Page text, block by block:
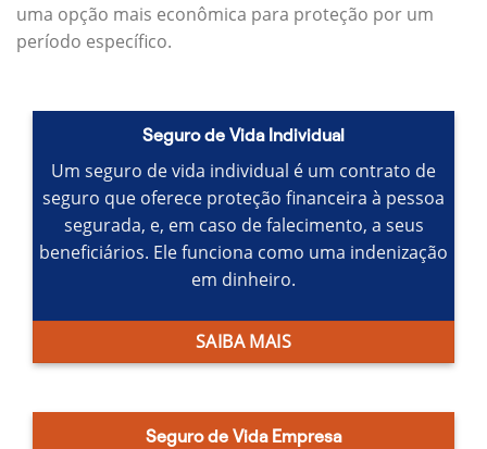
uma opção mais econômica para proteção por um
período específico.
Seguro de Vida Individual
Um seguro de vida individual é um contrato de
seguro que oferece proteção financeira à pessoa
segurada, e, em caso de falecimento, a seus
beneficiários. Ele funciona como uma indenização
em dinheiro.
SAIBA MAIS
Seguro de Vida Empresa